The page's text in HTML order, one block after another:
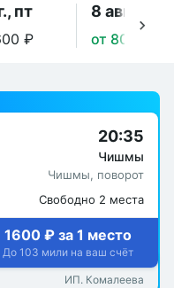
пт
₽
8 авг., сб
от 800 ₽
20:35
Чишмы
Чишмы, поворот
Свободно 2 места
1600 ₽ за 1 место
До 103 мили на ваш счёт
ИП. Комалеева